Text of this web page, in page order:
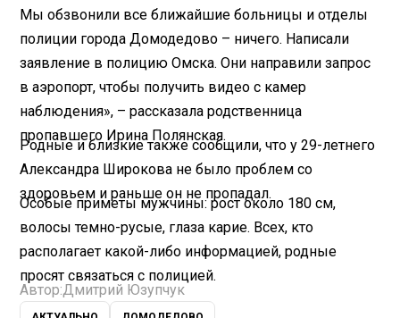
Мы обзвонили все ближайшие больницы и отделы
полиции города Домодедово – ничего. Написали
заявление в полицию Омска. Они направили запрос
в аэропорт, чтобы получить видео с камер
наблюдения», – рассказала родственница
пропавшего Ирина Полянская.
Родные и близкие также сообщили, что у 29-летнего
Александра Широкова не было проблем со
здоровьем и раньше он не пропадал.
Особые приметы мужчины: рост около 180 см,
волосы темно-русые, глаза карие. Всех, кто
располагает какой-либо информацией, родные
просят связаться с полицией.
Автор:Дмитрий Юзупчук